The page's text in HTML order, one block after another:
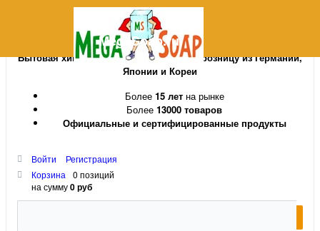
MegaSoap.ru
Бытовая химия и косметика оптом и в розницу из Германии,
Японии и Кореи
Более 15 летна рынке
Более 13000 товаров
Официальные и сертифицированные продукты
Войти
Регистрация
Корзина
0 позиций
на сумму0 руб